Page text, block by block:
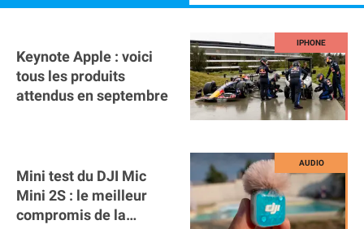
Keynote Apple : voici
tous les produits
attendus en septembre
Mini test du DJI Mic
Mini 2S : le meilleur
compromis de la